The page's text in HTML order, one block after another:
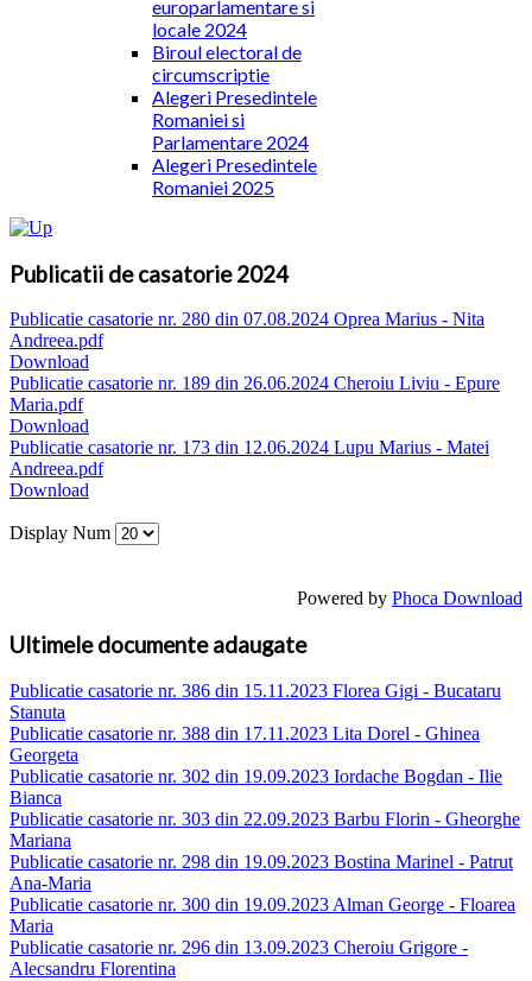
europarlamentare si
locale 2024
Biroul electoral de
circumscriptie
Alegeri Presedintele
Romaniei si
Parlamentare 2024
Alegeri Presedintele
Romaniei 2025
Publicatii de casatorie 2024
Publicatie casatorie nr. 280 din 07.08.2024 Oprea Marius - Nita
Andreea.pdf
Download
Publicatie casatorie nr. 189 din 26.06.2024 Cheroiu Liviu - Epure
Maria.pdf
Download
Publicatie casatorie nr. 173 din 12.06.2024 Lupu Marius - Matei
Andreea.pdf
Download
Display Num
Powered by Phoca Download
Ultimele documente adaugate
Publicatie casatorie nr. 386 din 15.11.2023 Florea Gigi - Bucataru
Stanuta
Publicatie casatorie nr. 388 din 17.11.2023 Lita Dorel - Ghinea
Georgeta
Publicatie casatorie nr. 302 din 19.09.2023 Iordache Bogdan - Ilie
Bianca
Publicatie casatorie nr. 303 din 22.09.2023 Barbu Florin - Gheorghe
Mariana
Publicatie casatorie nr. 298 din 19.09.2023 Bostina Marinel - Patrut
Ana-Maria
Publicatie casatorie nr. 300 din 19.09.2023 Alman George - Floarea
Maria
Publicatie casatorie nr. 296 din 13.09.2023 Cheroiu Grigore -
Alecsandru Florentina